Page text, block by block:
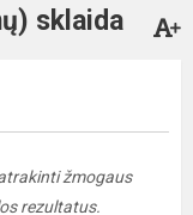
sklaida
žmogaus
rezultatus.